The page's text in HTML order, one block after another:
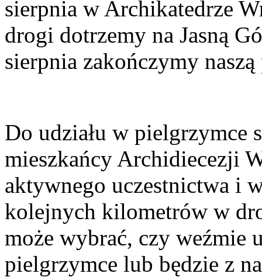
sierpnia w Archikatedrze
drogi dotrzemy na Jasną
sierpnia zakończymy
Do udziału w pielgrzymce
mieszkańcy Archidiecezji
aktywnego uczestnictwa i
kolejnych kilometrów w
może wybrać, czy weźmie
pielgrzymce lub będzie z